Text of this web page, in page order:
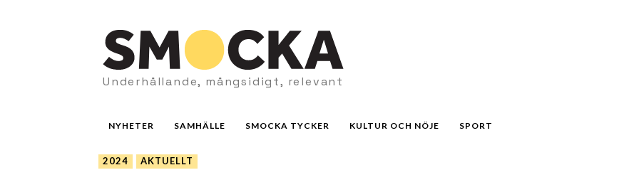
Underhållande, mångsidigt, relevant
NYHETER SAMHÄLLE SMOCKA TYCKER KULTUR OCH NÖJE SPORT
2024 AKTUELLT